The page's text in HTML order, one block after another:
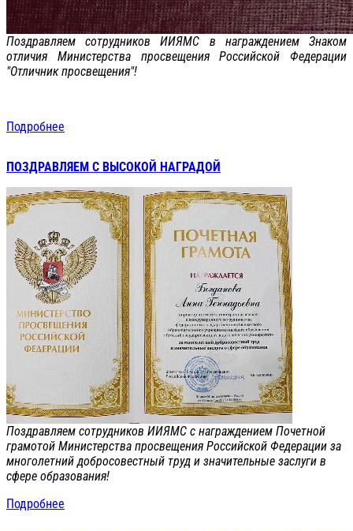
Поздравляем сотрудников ИИЯМС в награждением Знаком
отличия Министерства просвещения Российской Федерации
"Отличник просвещения"!
Подробнее
ПОЗДРАВЛЯЕМ С ВЫСОКОЙ НАГРАДОЙ
Поздравляем сотрудников ИИЯМС с награждением Почетной
грамотой Министерства просвещения Российской Федерации за
многолетний добросовестный труд и значительные заслуги в
сфере образования!
Подробнее